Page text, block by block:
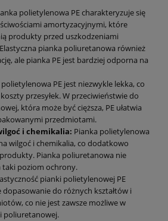
polietylenowa PE charakteryzuje się
amortyzacyjnymi, które
produkty przed uszkodzeniami
pianka poliuretanowa również
ale pianka PE jest bardziej odporna na
PE jest niezwykle lekka, co
przesyłek. W przeciwieństwie do
która może być cięższa, PE ułatwia
przedmiotami.
i chemikalia: Pianka polietylenowa
wilgoć i chemikalia, co dodatkowo
Pianka poliuretanowa nie
taki poziom ochrony.
pianki polietylenowej PE
dopasowanie do różnych kształtów i
co nie jest zawsze możliwe w
poliuretanowej.